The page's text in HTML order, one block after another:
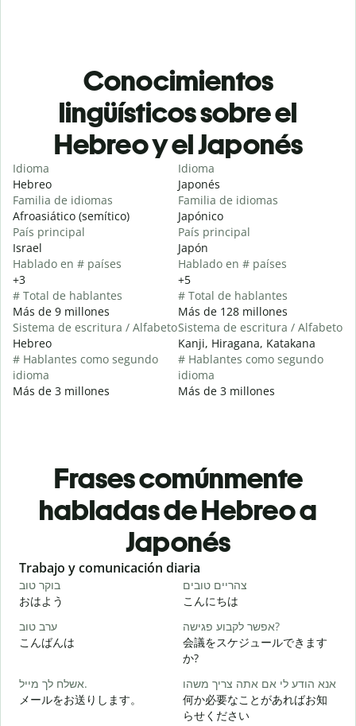
Conocimientos
lingüísticos sobre el
Hebreo y el Japonés
Idioma
Hebreo
Familia de idiomas
Afroasiático (semítico)
País principal
Israel
Hablado en # países
+3
# Total de hablantes
Más de 9 millones
Sistema de escritura / Alfabeto
Hebreo
# Hablantes como segundo
idioma
Más de 3 millones
Idioma
Japonés
Familia de idiomas
Japónico
País principal
Japón
Hablado en # países
+5
# Total de hablantes
Más de 128 millones
Sistema de escritura / Alfabeto
Kanji, Hiragana, Katakana
# Hablantes como segundo
idioma
Más de 3 millones
Frases comúnmente
habladas de Hebreo a
Japonés
Slide 1 of 6
Trabajo y comunicación diaria
בוקר טוב
おはよう
צהריים טובים
こんにちは
ערב טוב
こんばんは
אפשר לקבוע פגישה?
会議をスケジュールできます
か?
אשלח לך מייל.
メールをお送りします。
אנא הודע לי אם אתה צריך משהו
何か必要なことがあればお知
らせください